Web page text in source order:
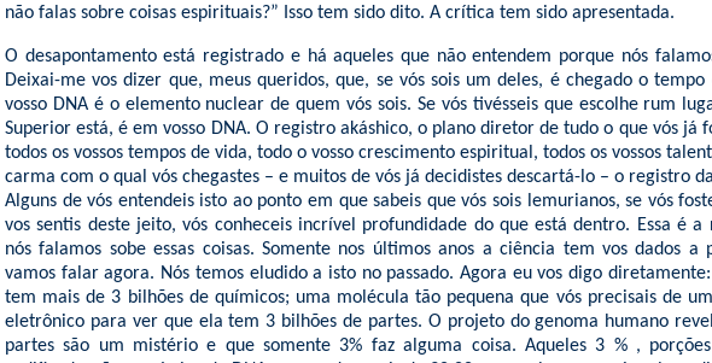
não falas sobre coisas espirituais?” Isso tem sido dito. A crítica tem sido apresentada.
O desapontamento está registrado e há aqueles que não entendem porque nós
Deixai-me vos dizer que, meus queridos, que, se vós sois um deles, é chegado o
vosso DNA é o elemento nuclear de quem vós sois. Se vós tivésseis que escolhe rum
Superior está, é em vosso DNA. O registro akáshico, o plano diretor de tudo o que vós já
todos os vossos tempos de vida, todo o vosso crescimento espiritual, todos os vossos
carma com o qual vós chegastes – e muitos de vós já decidistes descartá-lo – o registro
Alguns de vós entendeis isto ao ponto em que sabeis que vós sois lemurianos, se vós
vos sentis deste jeito, vós conheceis incrível profundidade do que está dentro. Essa é a
nós falamos sobe essas coisas. Somente nos últimos anos a ciência tem vos dados a
vamos falar agora. Nós temos eludido a isto no passado. Agora eu vos digo diretamente:
tem mais de 3 bilhões de químicos; uma molécula tão pequena que vós precisais de
eletrônico para ver que ela tem 3 bilhões de partes. O projeto do genoma humano
partes são um mistério e que somente 3% faz alguma coisa. Aqueles 3 % ,